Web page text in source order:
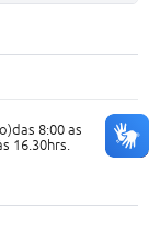
8:00 as
16.30hrs.